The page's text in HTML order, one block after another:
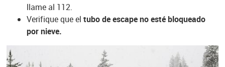
llame al 112.
Verifique que el tubo de escape no esté bloqueado
por nieve.